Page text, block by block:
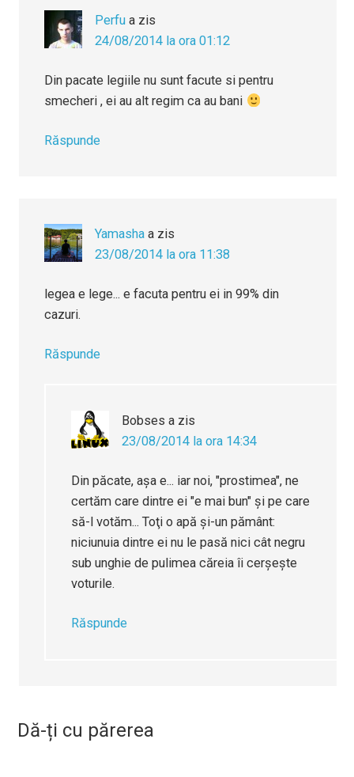
Perfu a zis
24/08/2014 la ora 01:12
Din pacate legiile nu sunt facute si pentru
smecheri , ei au alt regim ca au bani
Răspunde
Yamasha a zis
23/08/2014 la ora 11:38
legea e lege... e facuta pentru ei in 99% din
cazuri.
Răspunde
Bobses a zis
23/08/2014 la ora 14:34
Din păcate, aşa e... iar noi, "prostimea", ne
certăm care dintre ei "e mai bun" şi pe care
să-l votăm... Toţi o apă şi-un pământ:
niciunuia dintre ei nu le pasă nici cât negru
sub unghie de pulimea căreia îi cerşeşte
voturile.
Răspunde
Dă-ți cu părerea